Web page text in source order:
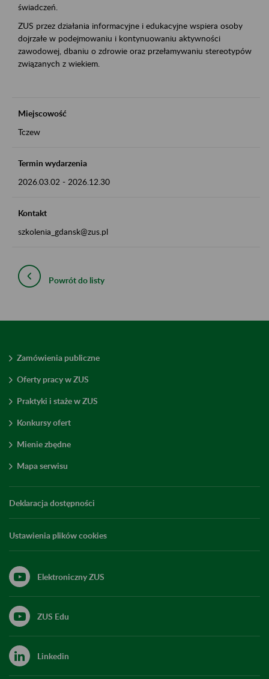
świadczeń.
ZUS przez działania informacyjne i edukacyjne wspiera osoby
dojrzałe w podejmowaniu i kontynuowaniu aktywności
zawodowej, dbaniu o zdrowie oraz przełamywaniu stereotypów
związanych z wiekiem.
Miejscowość
Tczew
Termin wydarzenia
2026.03.02 - 2026.12.30
Kontakt
szkolenia_gdansk@zus.pl
Powrót do listy
Zamówienia publiczne
Oferty pracy w ZUS
Praktyki i staże w ZUS
Konkursy ofert
Mienie zbędne
Mapa serwisu
Deklaracja dostępności
Ustawienia plików cookies
Elektroniczny ZUS
ZUS Edu
Linkedin